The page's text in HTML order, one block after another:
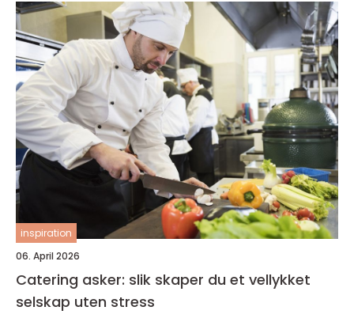
inspiration
06. April 2026
Catering asker: slik skaper du et vellykket
selskap uten stress